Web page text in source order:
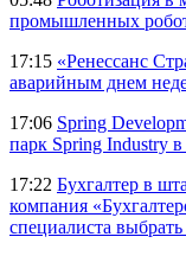
промышленных
17:15 «Ренессанс
аварийным днем
17:06 Spring
парк Spring Industry
17:22 Бухгалтер в
компания
специалиста